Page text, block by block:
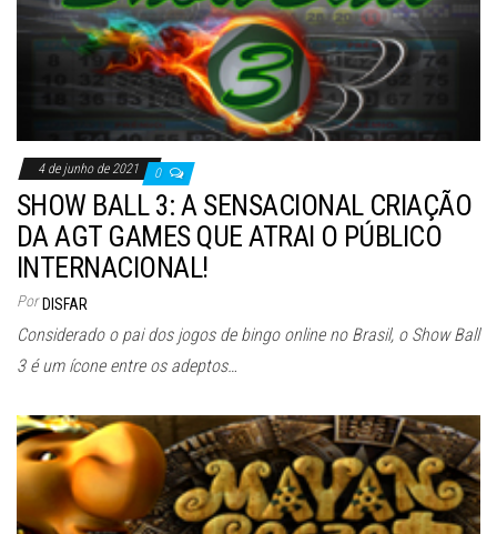
4 de junho de 2021 0
SHOW BALL 3: A SENSACIONAL CRIAÇÃO
DA AGT GAMES QUE ATRAI O PÚBLICO
INTERNACIONAL!
Por DISFAR
Considerado o pai dos jogos de bingo online no Brasil, o Show Ball
3 é um ícone entre os adeptos…